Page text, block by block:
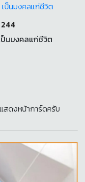
244
ป็นมงคลแก่ชีวิต
ดงหน้าการ์ดครับ